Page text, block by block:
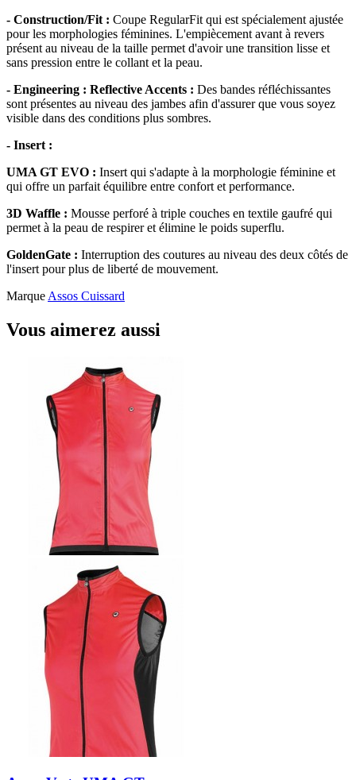
- Construction/Fit : Coupe RegularFit qui est spécialement ajustée
pour les morphologies féminines. L'empiècement avant à revers
présent au niveau de la taille permet d'avoir une transition lisse et
sans pression entre le collant et la peau.
- Engineering : Reflective Accents : Des bandes réfléchissantes
sont présentes au niveau des jambes afin d'assurer que vous soyez
visible dans des conditions plus sombres.
- Insert :
UMA GT EVO : Insert qui s'adapte à la morphologie féminine et
qui offre un parfait équilibre entre confort et performance.
3D Waffle : Mousse perforé à triple couches en textile gaufré qui
permet à la peau de respirer et élimine le poids superflu.
GoldenGate : Interruption des coutures au niveau des deux côtés de
l'insert pour plus de liberté de mouvement.
Marque Assos Cuissard
Vous aimerez aussi